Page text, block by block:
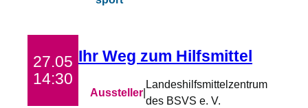
27.05
14:30
Ihr Weg zum Hilfsmittel
Aussteller|
Landeshilfsmittelzentrum
des BSVS e. V.